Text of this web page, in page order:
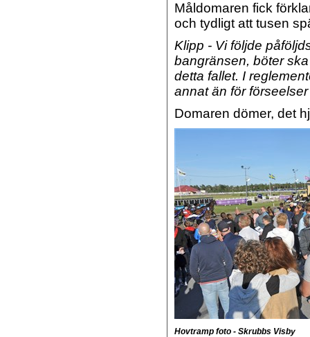
Måldomaren fick
och tydligt att tusen
Klipp - Vi följde
bangränsen, böter
detta fallet. I
annat än för
Domaren dömer, det
Hovtramp foto - Skrubbs Visby